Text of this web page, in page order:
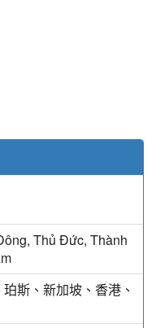
Thủ Đức, Thành
斯、新加坡、香港、